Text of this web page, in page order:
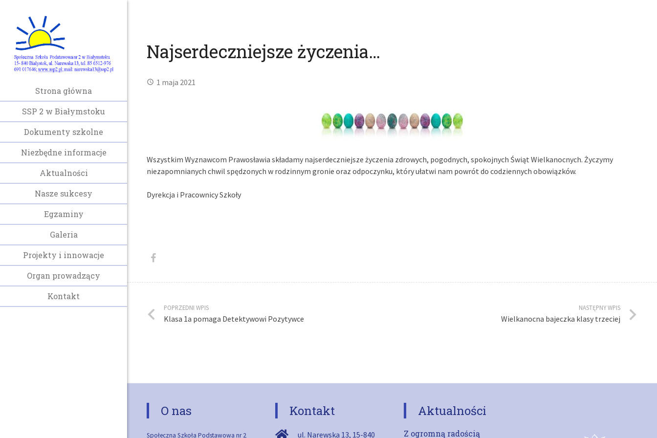
Strona główna
SSP 2 w Białymstoku
Dokumenty szkolne
Niezbędne informacje
Aktualności
Nasze sukcesy
Egzaminy
Galeria
Projekty i innowacje
Organ prowadzący
Kontakt
Najserdeczniejsze życzenia…
1 maja 2021
Wszystkim Wyznawcom Prawosławia składamy najserdeczniejsze życzenia zdrowych, pogodnych, spokojnych Świąt Wielkanocnych. Życzymy
niezapomnianych chwil spędzonych w rodzinnym gronie oraz odpoczynku, który ułatwi nam powrót do codziennych obowiązków.
Dyrekcja i Pracownicy Szkoły
POPRZEDNI WPIS
Klasa 1a pomaga Detektywowi Pozytywce
NASTĘPNY WPIS
Wielkanocna bajeczka klasy trzeciej
O nas
Społeczna Szkoła Podstawowa nr 2
Kontakt
ul. Narewska 13, 15-840
Aktualności
Z ogromną radością